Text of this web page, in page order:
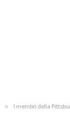
» I membri della Pittsburgh Hall